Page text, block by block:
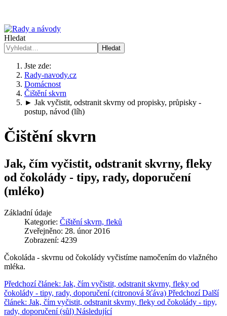
Hledat
Hledat
Jste zde:
Rady-navody.cz
Domácnost
Čištění skvrn
► Jak vyčistit, odstranit skvrny od propisky, průpisky -
postup, návod (líh)
Čištění skvrn
Jak, čím vyčistit, odstranit skvrny, fleky
od čokolády - tipy, rady, doporučení
(mléko)
Základní údaje
Kategorie: Čištění skvrn, fleků
Zveřejněno: 28. únor 2016
Zobrazení: 4239
Čokoláda - skvrnu od čokolády vyčistíme namočením do vlažného
mléka.
Předchozí článek: Jak, čím vyčistit, odstranit skvrny, fleky od
čokolády - tipy, rady, doporučení (citronová šťáva) Předchozí Další
článek: Jak, čím vyčistit, odstranit skvrny, fleky od čokolády - tipy,
rady, doporučení (sůl) Následující